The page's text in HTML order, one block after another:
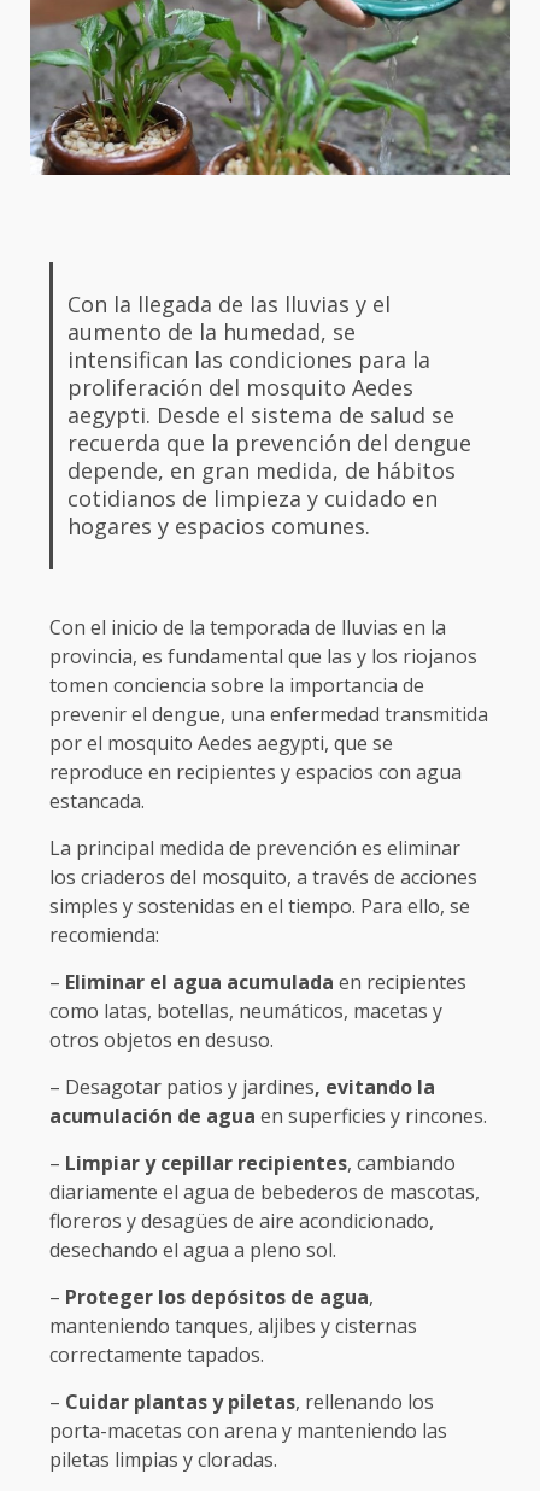
Con la llegada de las lluvias y el
aumento de la humedad, se
intensifican las condiciones para la
proliferación del mosquito Aedes
aegypti. Desde el sistema de salud se
recuerda que la prevención del dengue
depende, en gran medida, de hábitos
cotidianos de limpieza y cuidado en
hogares y espacios comunes.
Con el inicio de la temporada de lluvias en la
provincia, es fundamental que las y los riojanos
tomen conciencia sobre la importancia de
prevenir el dengue, una enfermedad transmitida
por el mosquito Aedes aegypti, que se
reproduce en recipientes y espacios con agua
estancada.
La principal medida de prevención es eliminar
los criaderos del mosquito, a través de acciones
simples y sostenidas en el tiempo. Para ello, se
recomienda:
– Eliminar el agua acumulada en recipientes
como latas, botellas, neumáticos, macetas y
otros objetos en desuso.
– Desagotar patios y jardines, evitando la
acumulación de agua en superficies y rincones.
– Limpiar y cepillar recipientes, cambiando
diariamente el agua de bebederos de mascotas,
floreros y desagües de aire acondicionado,
desechando el agua a pleno sol.
– Proteger los depósitos de agua,
manteniendo tanques, aljibes y cisternas
correctamente tapados.
– Cuidar plantas y piletas, rellenando los
porta-macetas con arena y manteniendo las
piletas limpias y cloradas.